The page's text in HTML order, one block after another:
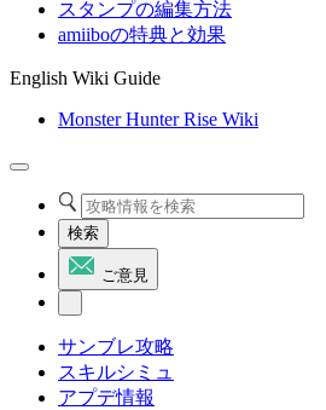
スタンプの編集方法
amiiboの特典と効果
English Wiki Guide
Monster Hunter Rise Wiki
検索
ご意見
サンブレ攻略
スキルシミュ
アプデ情報